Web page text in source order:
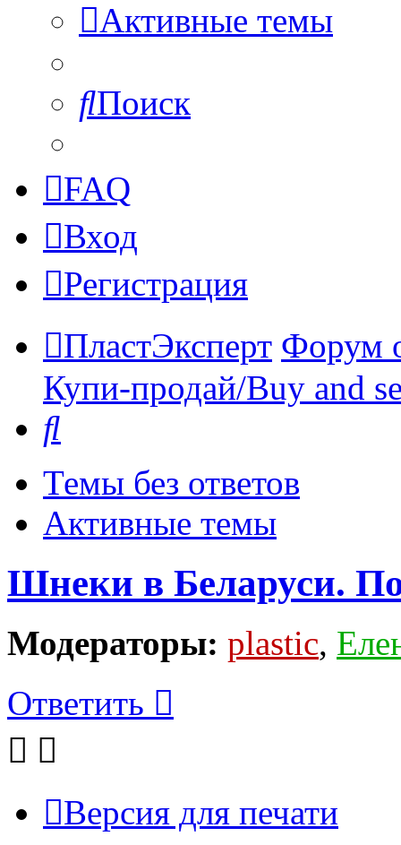
Активные темы
Поиск
FAQ
Вход
Регистрация
ПластЭксперт Форум
Купи-продай/Buy and
Темы без ответов
Активные темы
Шнеки в Беларуси.
Модераторы: plastic,
Ответить
Версия для печати